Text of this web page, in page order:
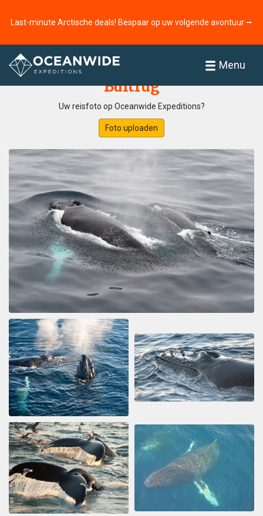
Last-minute Arctische deals! Bespaar op uw volgende avontuur ⭢
Menu
Home
Bultrug
Uw reisfoto op Oceanwide Expeditions?
Foto uploaden